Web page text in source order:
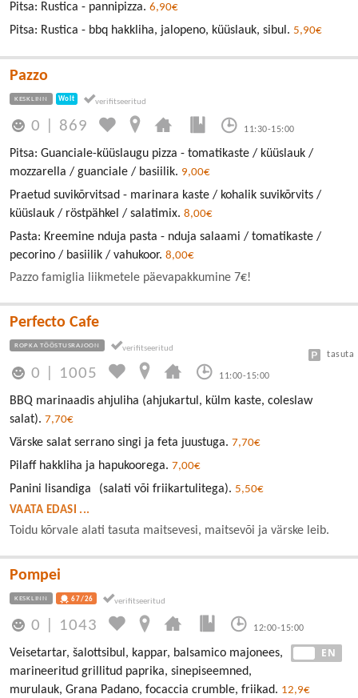
Pitsa: Rustica - pannipizza. 6,90€
Pitsa: Rustica - bbq hakkliha, jalopeno, küüslauk, sibul. 5,90€
Pazzo
KESKLINN Wolt
0 869 11:30-15:00
Pitsa: Guanciale-küüslaugu pizza - tomatikaste / küüslauk /
mozzarella / guanciale / basiilik. 9,00€
Praetud suvikõrvitsad - marinara kaste / kohalik suvikõrvits /
küüslauk / röstpähkel / salatimix. 8,00€
Pasta: Kreemine nduja pasta - nduja salaami / tomatikaste /
pecorino / basiilik / vahukoor. 8,00€
Pazzo famiglia liikmetele päevapakkumine 7€!
Perfecto Cafe
ROPKA TÖÖSTUSRAJOON
0 1005 11:00-15:00
tasuta
BBQ marinaadis ahjuliha (ahjukartul, külm kaste, coleslaw
salat). 7,70€
Värske salat serrano singi ja feta juustuga. 7,70€
Pilaff hakkliha ja hapukoorega. 7,00€
Panini lisandiga (salati või friikartulitega). 5,50€
VAATA EDASI ...
Toidu kõrvale alati tasuta maitsevesi, maitsevõi ja värske leib.
Pompei
KESKLINN 67/26
0 1043 12:00-15:00
EN
Veisetartar, šalottsibul, kappar, balsamico majonees,
marineeritud grillitud paprika, sinepiseemned,
murulauk, Grana Padano, focaccia crumble, friikad. 12,9€